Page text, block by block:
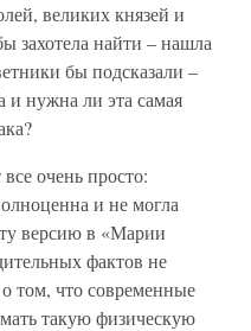
великих князей и
захотела найти – нашла
бы подсказали –
и нужна ли эта самая
очень просто:
и не могла
версию в «Марии
фактов не
том, что современные
такую физическую